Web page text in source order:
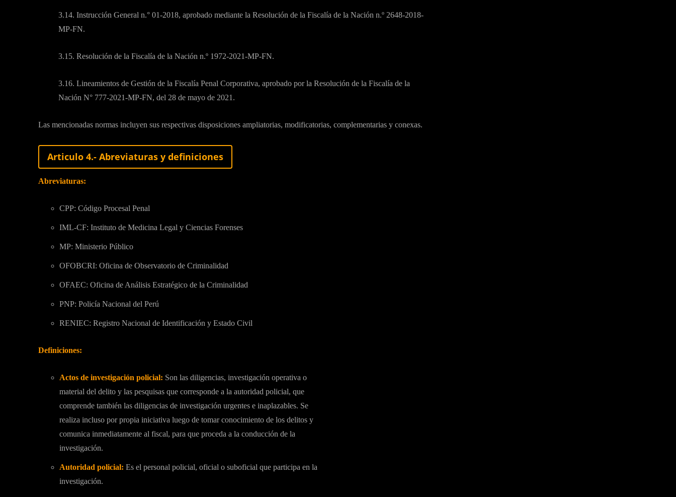
3.14. Instrucción General n.° 01-2018, aprobado mediante la Resolución de la Fiscalía de la Nación n.º 2648-2018-
MP-FN.
3.15. Resolución de la Fiscalía de la Nación n.º 1972-2021-MP-FN.
3.16. Lineamientos de Gestión de la Fiscalía Penal Corporativa, aprobado por la Resolución de la Fiscalía de la
Nación N° 777-2021-MP-FN, del 28 de mayo de 2021.
Las mencionadas normas incluyen sus respectivas disposiciones ampliatorias, modificatorias, complementarias y conexas.
Articulo 4.- Abreviaturas y definiciones
Abreviaturas:
CPP: Código Procesal Penal
IML-CF: Instituto de Medicina Legal y Ciencias Forenses
MP: Ministerio Público
OFOBCRI: Oficina de Observatorio de Criminalidad
OFAEC: Oficina de Análisis Estratégico de la Criminalidad
PNP: Policía Nacional del Perú
RENIEC: Registro Nacional de Identificación y Estado Civil
Definiciones:
Actos de investigación policial: Son las diligencias, investigación operativa o
material del delito y las pesquisas que corresponde a la autoridad policial, que
comprende también las diligencias de investigación urgentes e inaplazables. Se
realiza incluso por propia iniciativa luego de tomar conocimiento de los delitos y
comunica inmediatamente al fiscal, para que proceda a la conducción de la
investigación.
Autoridad policial: Es el personal policial, oficial o suboficial que participa en la
investigación.